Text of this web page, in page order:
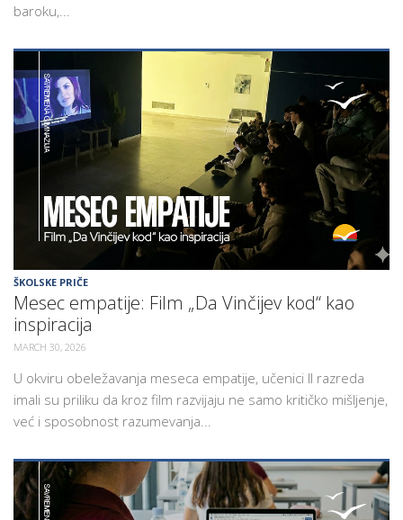
baroku,...
ŠKOLSKE PRIČE
Mesec empatije: Film „Da Vinčijev kod“ kao
inspiracija
MARCH 30, 2026
U okviru obeležavanja meseca empatije, učenici II razreda
imali su priliku da kroz film razvijaju ne samo kritičko mišljenje,
već i sposobnost razumevanja...